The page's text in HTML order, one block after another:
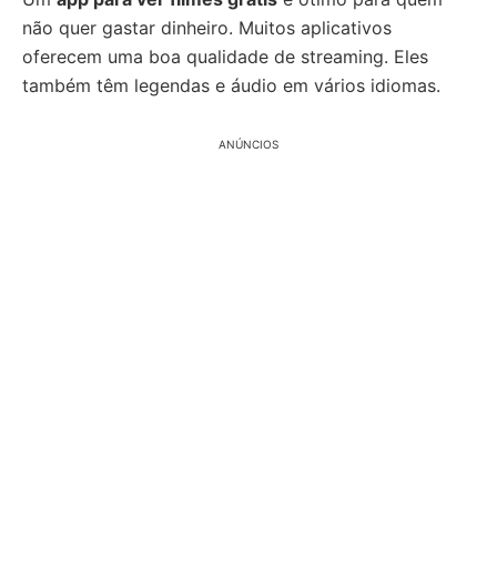
não quer gastar dinheiro. Muitos aplicativos
oferecem uma boa qualidade de streaming. Eles
também têm legendas e áudio em vários idiomas.
ANÚNCIOS